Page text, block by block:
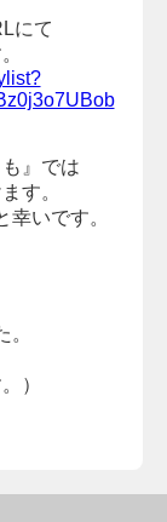
にて
』では
す。
幸いです。
）